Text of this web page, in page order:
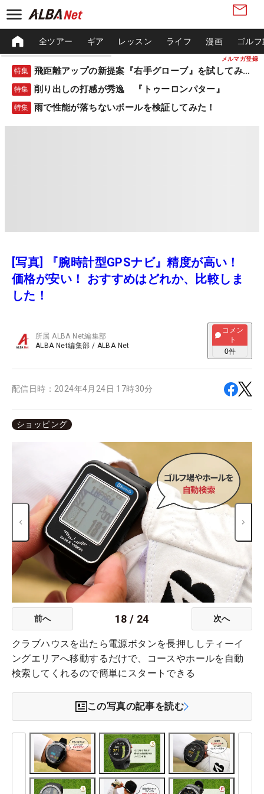
メルマガ登録
全ツアー ギア レッスン ライフ 漫画 ゴル
特集 飛距離アップの新提案『右手グローブ』を試してみた！
特集 削り出しの打感が秀逸 『トゥーロンパター』
特集 雨で性能が落ちないボールを検証してみた！
[写真] 『腕時計型GPSナビ』精度が高い！
価格が安い！ おすすめはどれか、比較しま
した！
所属ALBA Net編集部
ALBA Net編集部 / ALBA Net
コメン
ト
0件
配信日時： 2024年4月24日 17時30分
ショッピング
前へ 18 / 24 次へ
クラブハウスを出たら電源ボタンを長押ししティーイ
ングエリアへ移動するだけで、コースやホールを自動
検索してくれるので簡単にスタートできる
この写真の記事を読む